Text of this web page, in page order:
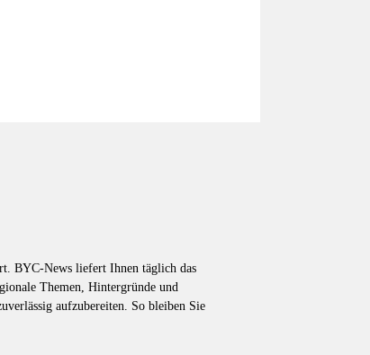
BYC-News liefert Ihnen täglich das
Themen, Hintergründe und
aufzubereiten. So bleiben Sie